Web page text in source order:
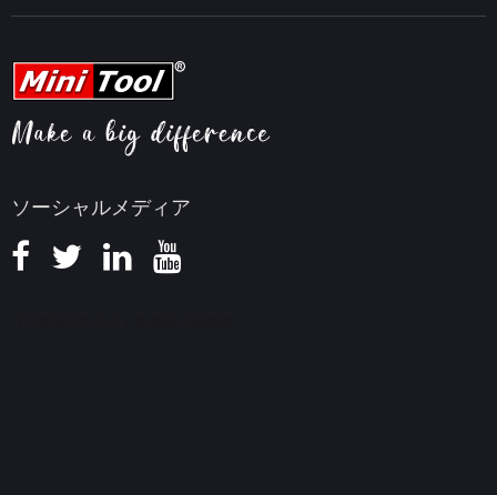
ソーシャルメディア
動画編集ヒント
ビデオ変換ヒント
画面録画ヒント
知識ベース
ヘルプ